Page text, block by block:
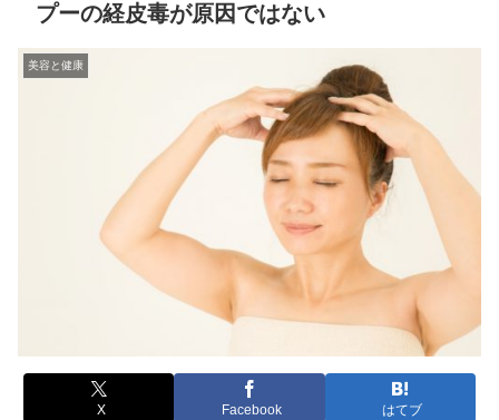
プーの経皮毒が原因ではない
美容と健康
X Facebook はてブ